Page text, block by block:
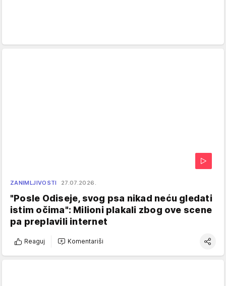
ZANIMLJIVOSTI 27.07.2026.
"Posle Odiseje, svog psa nikad neću gledati
istim očima": Milioni plakali zbog ove scene
pa preplavili internet
Reaguj Komentariši